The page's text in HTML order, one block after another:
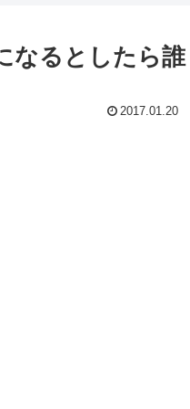
なるとしたら誰
2017.01.20